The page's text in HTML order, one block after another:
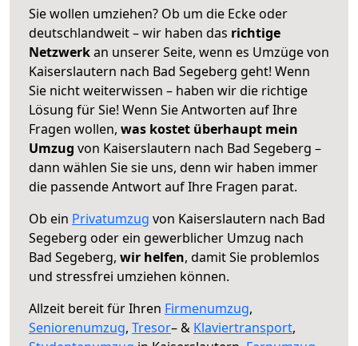
Sie wollen umziehen? Ob um die Ecke oder
deutschlandweit – wir haben das richtige
Netzwerkan unserer Seite, wenn es Umzüge von
Kaiserslautern nach Bad Segeberg geht! Wenn
Sie nicht weiterwissen – haben wir die richtige
Lösung für Sie! Wenn Sie Antworten auf Ihre
Fragen wollen, was kostet überhaupt mein
Umzug von Kaiserslautern nach Bad Segeberg –
dann wählen Sie sie uns, denn wir haben immer
die passende Antwort auf Ihre Fragen parat.
Ob ein Privatumzug von Kaiserslautern nach Bad
Segeberg oder ein gewerblicher Umzug nach
Bad Segeberg, wir helfen, damit Sie problemlos
und stressfrei umziehen können.
Allzeit bereit für Ihren Firmenumzug,
Seniorenumzug, Tresor– & Klaviertransport,